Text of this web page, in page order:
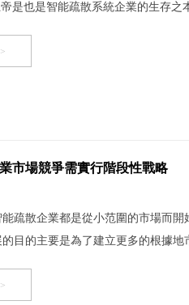
帝是也是智能疏散系統企業的生存
務了。 營造
市場競爭需實行階段性戰略
疏散企業都是從小范圍的市場而
的目的主要是為了建立更多的根據
四個市場。 前期加強對區域市場的調